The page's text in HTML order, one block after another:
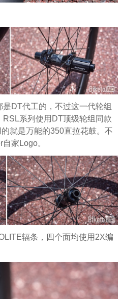
DT代工的，不过这一代轮组
系列使用DT顶级轮组同款
就是万能的350直拉花鼓。不
家Logo。
辐条，四个面均使用2X编